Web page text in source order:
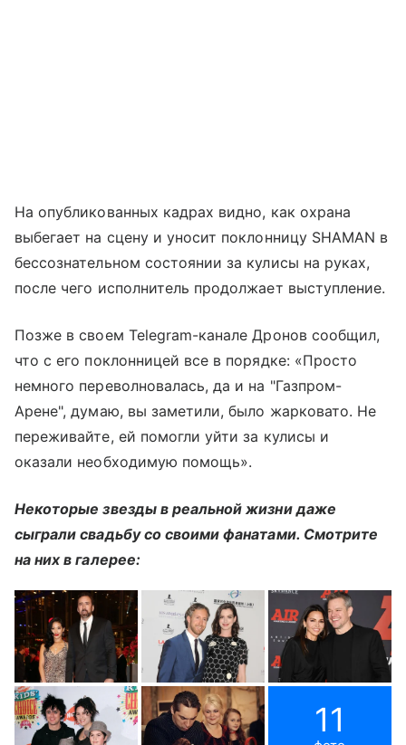
На опубликованных кадрах видно, как охрана
выбегает на сцену и уносит поклонницу SHAMAN в
бессознательном состоянии за кулисы на руках,
после чего исполнитель продолжает выступление.
Позже в своем Telegram-канале Дронов сообщил,
что с его поклонницей все в порядке: «Просто
немного переволновалась, да и на "Газпром-
Арене", думаю, вы заметили, было жарковато. Не
переживайте, ей помогли уйти за кулисы и
оказали необходимую помощь».
Некоторые звезды в реальной жизни даже
сыграли свадьбу со своими фанатами. Смотрите
на них в галерее:
11